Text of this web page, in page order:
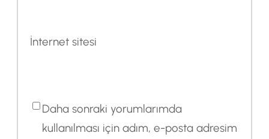
İnternet sitesi
Daha sonraki yorumlarımda
kullanılması için adım, e-posta adresim